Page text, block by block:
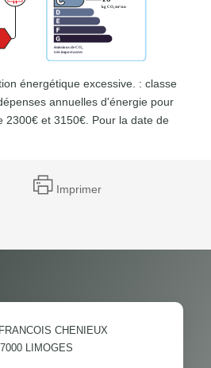
énergétique excessive. : classe
annuelles d'énergie pour
2300€ et 3150€. Pour la date de
Imprimer
CHENIEUX
LIMOGES